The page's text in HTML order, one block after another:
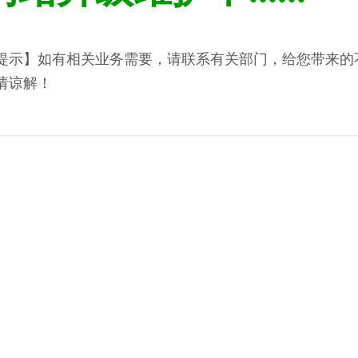
示】如有相关业务需要，请联系有关部门，给您带来的
谅解！